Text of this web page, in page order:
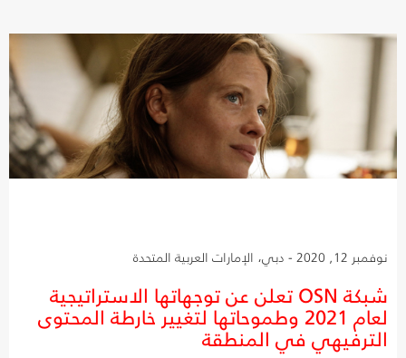
نوفمبر 12, 2020 - دبي، الإمارات العربية المتحدة
شبكة OSN تعلن عن توجهاتها الاستراتيجية
لعام 2021 وطموحاتها لتغيير خارطة المحتوى
الترفيهي في المنطقة